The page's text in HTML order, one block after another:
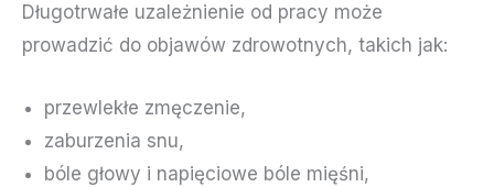
Długotrwałe uzależnienie od pracy może
prowadzić do objawów zdrowotnych, takich jak:
przewlekłe zmęczenie,
zaburzenia snu,
bóle głowy i napięciowe bóle mięśni,